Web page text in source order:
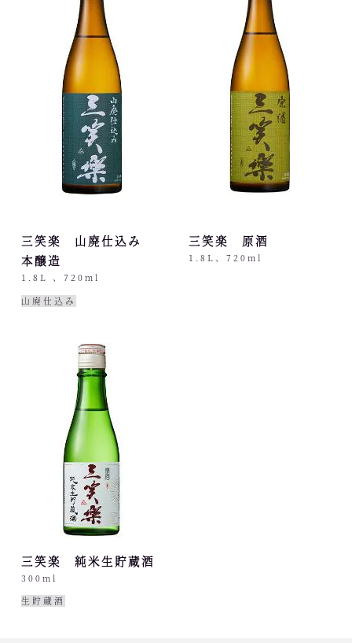
三笑楽 山廃仕込み
本醸造
1.8L 、720ml
山廃仕込み
三笑楽 原酒
1.8L、720ml
三笑楽 純米生貯蔵酒
300ml
生貯蔵酒